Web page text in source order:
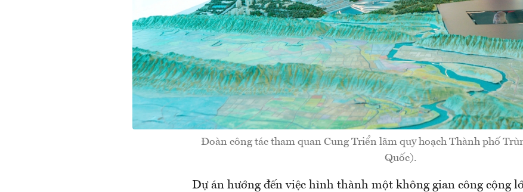
Đoàn công tác tham quan Cung Triển lãm quy hoạch Thành phố
Quốc).
Dự án hướng đến việc hình thành một không gian công cộng